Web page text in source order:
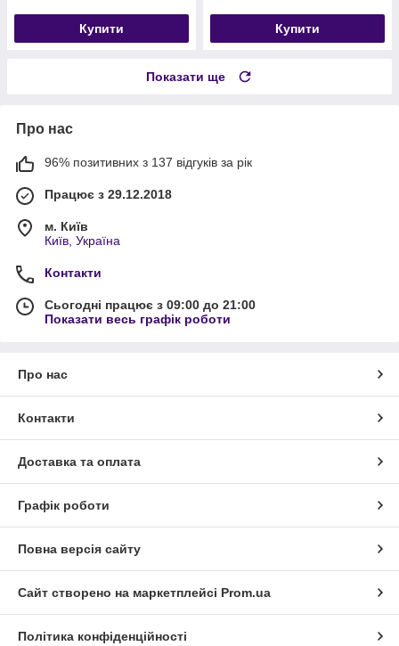
Купити Купити
Показати ще
Про нас
96% позитивних з 137 відгуків за рік
Працює з 29.12.2018
м. Київ
Київ, Україна
Контакти
Сьогодні працює з 09:00 до 21:00
Показати весь графік роботи
Про нас
Контакти
Доставка та оплата
Графік роботи
Повна версія сайту
Сайт створено на маркетплейсі Prom.ua
Політика конфіденційності